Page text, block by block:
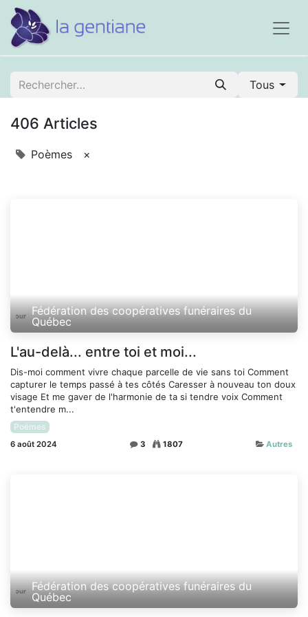
Tous
406 Articles
Poèmes ×
Fédération des coopératives funéraires du
Québec
L'au-delà... entre toi et moi...
Dis-moi comment vivre chaque parcelle de vie sans toi Comment
capturer le temps passé à tes côtés Caresser à nouveau ton doux
visage Et me gaver de l'harmonie de ta si tendre voix Comment
t'entendre m...
Poèmes
6 août 2024 3 1807 Autres
Fédération des coopératives funéraires du
Québec